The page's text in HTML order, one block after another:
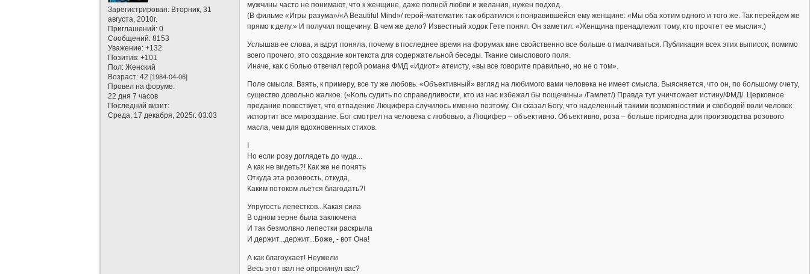
Зарегистрирован: Вторник, 31
августа, 2010г.
Приглашений: 0
Сообщений: 8153
Уважение: +132
Позитив: +101
Пол: Женский
Возраст: 42[1984-04-06]
Провел на форуме:
22 дня 7 часов
Последний визит:
Среда, 17 декабря, 2025г. 03:03
мужчины часто не понимают, что к женщине, даже полной любви и желания, нужен подход.
(В фильме «Игры разума»/«A Beautiful Mind»/ герой-математик так обратился к понравившейся ему женщине: «Мы оба хотим одного и того же. Так перейдем же
прямо к делу.» И получил пощечину. В чем же дело? Известный ходок Гете понял. Он заметил: «Женщина пренадлежит тому, кто прочтет ее мысли».)
Услышав ее слова, я вдруг поняла, почему в последнее время на форумах мне свойственно все больше отмалчиваться. Публикация всех этих выписок, помимо
всего прочего, это создание контекста для содержательной беседы. Ткание смыслового поля.
Иначе, как с болью отвечал герой романа ФМД «Идиот» атеисту, «вы все говорите правильно, но не о том».
Поле смысла. Взять, к примеру, все ту же любовь. «Объективный» взгляд на любимого вами человека не имеет смысла. Выясняется, что он, по большому счету,
существо довольно жалкое. («Коль судить по справедливости, кто из нас избежал бы пощечины» /Гамлет/) Правда тут уничтожает истину/ФМД/. Церковное
предание повествует, что отпадение Люцифера случилось именно поэтому. Он сказал Богу, что наделенный такими возможностями и свободой воли человек
испортит все мироздание. Бог смотрел на человека с любовью, а Люцифер – объективно. Объективно, роза – больше пригодна для производства розового
масла, чем для вдохновенных стихов.
Но если розу доглядеть до чуда...
А как не видеть?! Как же не понять
Откуда эта розовость, откуда,
Каким потоком льётся благодать?!
Упругость лепестков...Какая сила
В одном зерне была заключена
И так безмолвно лепестки раскрыла
И держит...держит...Боже, - вот Она!
А как благоухает! Неужели
Весь этот вал не опрокинул вас?